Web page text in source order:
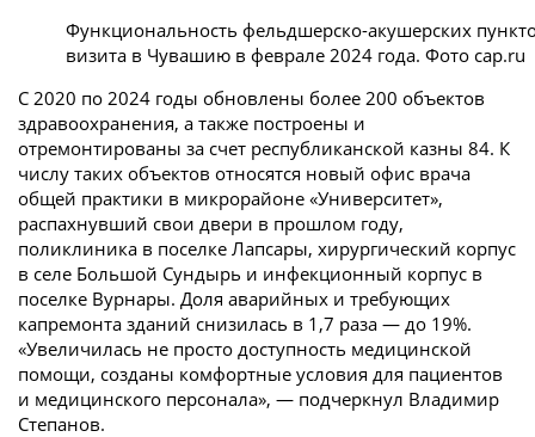
Функциональность фельдшерско-акушерских
визита в Чувашию в феврале 2024 года. Фото cap.ru
С 2020 по 2024 годы обновлены более 200 объектов
здравоохранения, а также построены и
отремонтированы за счет республиканской казны 84. К
числу таких объектов относятся новый офис врача
общей практики в микрорайоне «Университет»,
распахнувший свои двери в прошлом году,
поликлиника в поселке Лапсары, хирургический корпус
в селе Большой Сундырь и инфекционный корпус в
поселке Вурнары. Доля аварийных и требующих
капремонта зданий снизилась в 1,7 раза — до 19%.
«Увеличилась не просто доступность медицинской
помощи, созданы комфортные условия для пациентов
и медицинского персонала», — подчеркнул Владимир
Степанов.